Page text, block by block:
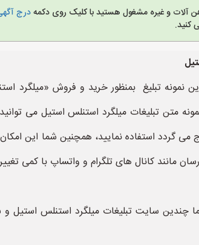
آلات و غیره مشغول هستید با کلیک روی دکمهدرج
کنید.
نمونه تبلیغ بمنظور خرید و فروش «میلگرد
متن تبلیغات میلگرد استنلس استیل می
می گردد استفاده نمایید، همچنین شما این
مانند کانال های تلگرام و واتساپ با کمی
چندین سایت تبلیغات میلگرد استنلس